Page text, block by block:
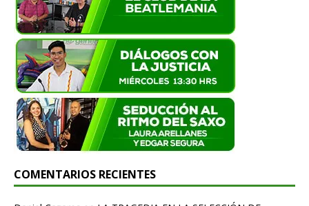
COMENTARIOS RECIENTES